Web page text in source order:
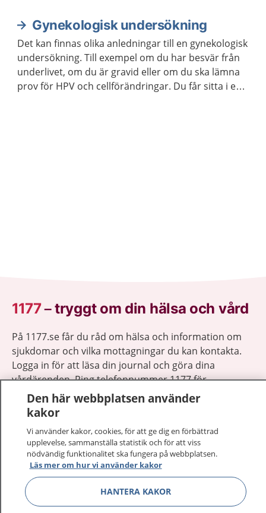
Gynekologisk undersökning
Det kan finnas olika anledningar till en gynekologisk
undersökning. Till exempel om du har besvär från
underlivet, om du är gravid eller om du ska lämna
prov för HPV och cellförändringar. Du får sitta i en
1177–tryggt om din hälsa och vård
På 1177.se får du råd om hälsa och information om
sjukdomar och vilka mottagningar du kan kontakta.
Logga in för att läsa din journal och göra dina
vårdärenden. Ring telefonnummer 1177 för
sjukvårdsrådgivning dygnet runt.
1177 ger dig råd när du vill må bättre.
1177 på flera språk Visa
Den här webbplatsen använder
kakor
Vi använder kakor, cookies, för att ge dig en förbättrad
upplevelse, sammanställa statistik och för att viss
nödvändig funktionalitet ska fungera på webbplatsen.
Läs mer om hur vi använder kakor
HANTERA KAKOR